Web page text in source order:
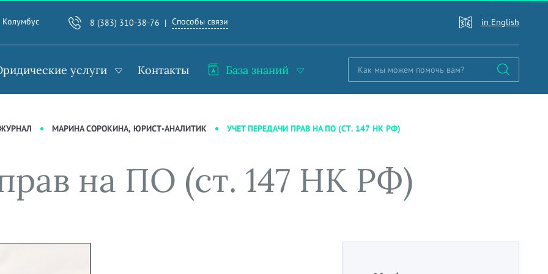
Колумбус 8 (383) 310-38-76 Способы связи in English
услуги Контакты База знаний
МАРИНА СОРОКИНА, ЮРИСТ-АНАЛИТИК УЧЕТ ПЕРЕДАЧИ ПРАВ НА ПО (СТ. 147 НК РФ)
на ПО (ст. 147 НК РФ)